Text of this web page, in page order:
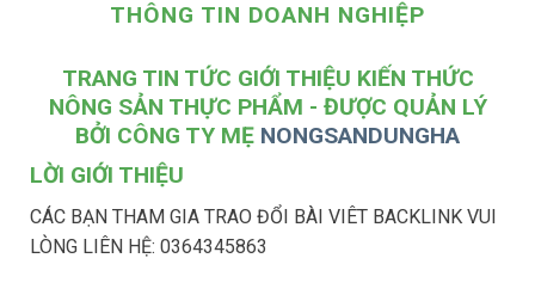
THÔNG TIN DOANH NGHIỆP
TRANG TIN TỨC GIỚI THIỆU KIẾN THỨC
NÔNG SẢN THỰC PHẨM - ĐƯỢC QUẢN LÝ
BỞI CÔNG TY MẸ NONGSANDUNGHA
LỜI GIỚI THIỆU
CÁC BẠN THAM GIA TRAO ĐỔI BÀI VIÊT BACKLINK VUI
LÒNG LIÊN HỆ: 0364345863